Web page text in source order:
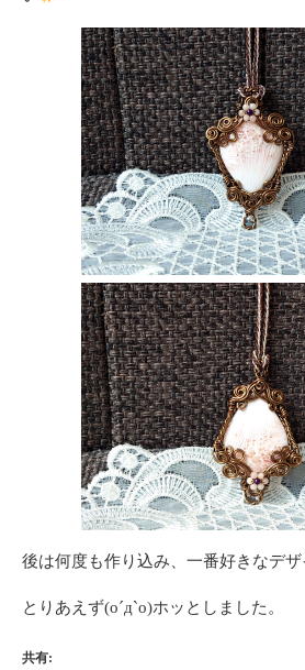
後は何度も作り込み、一番好きなデ
とりあえず(o´д`o)ホッとしました。
共有: